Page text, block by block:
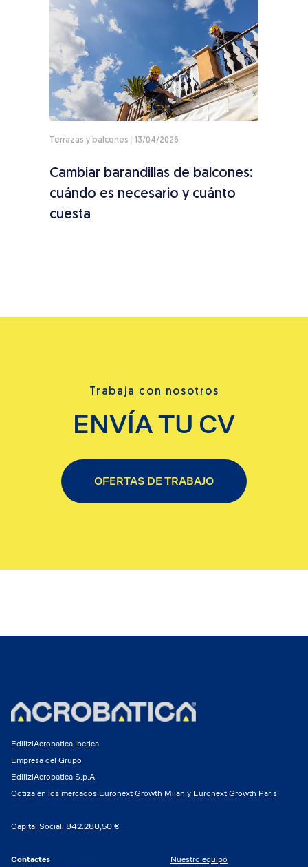
Terrazas y balcones 13/04/2026
Cambiar barandillas de balcones:
cuándo es necesario y cuánto
cuesta
Trabaja con nosotros
ENVÍA TU CV
OFERTAS DE TRABAJO
EdiliziAcrobatica Iberica
Empresa del Grupo
EdiliziAcrobatica S.p.A
Cotiza en los mercados Euronext Growth Milan y Euronext Growth Paris
Capital Social: 842.288,50 €
Contactes
Nuestro equipo